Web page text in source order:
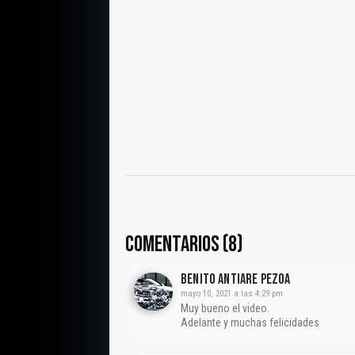
COMENTARIOS (8)
Benito Antiare Pezoa
mayo 10, 2021 a las 4:29 pm
Muy bueno el video.
Adelante y muchas felicidades